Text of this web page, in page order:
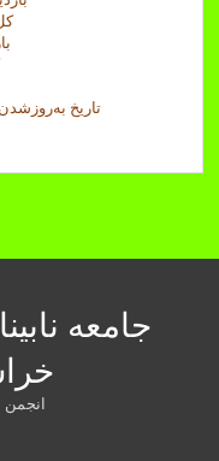
تاریخ
جامعه
انجمن